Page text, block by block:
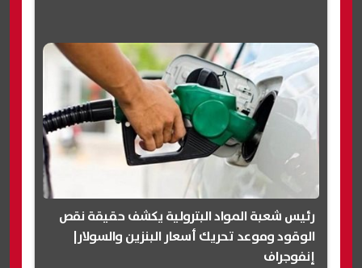
رئيس شعبة المواد البترولية يكشف حقيقة نقص
الوقود وموعد تحريك أسعار البنزين والسولار|
إنفوجراف